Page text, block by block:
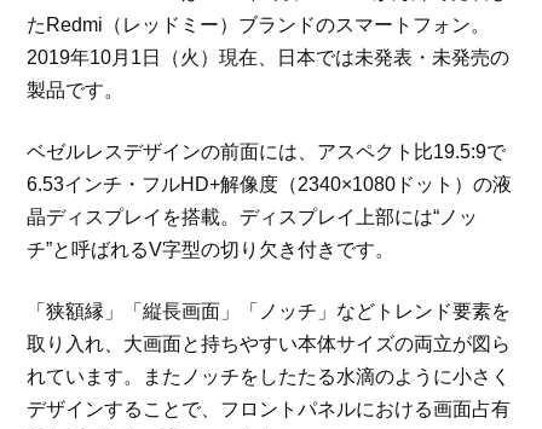
たRedmi（レッドミー）ブランドのスマートフォン。
2019年10月1日（火）現在、日本では未発表・未発売の
製品です。
ベゼルレスデザインの前面には、アスペクト比19.5:9で
6.53インチ・フルHD+解像度（2340×1080ドット）の液
晶ディスプレイを搭載。ディスプレイ上部には“ノッ
チ”と呼ばれるV字型の切り欠き付きです。
「狭額縁」「縦長画面」「ノッチ」などトレンド要素を
取り入れ、大画面と持ちやすい本体サイズの両立が図ら
れています。またノッチをしたたる水滴のように小さく
デザインすることで、フロントパネルにおける画面占有